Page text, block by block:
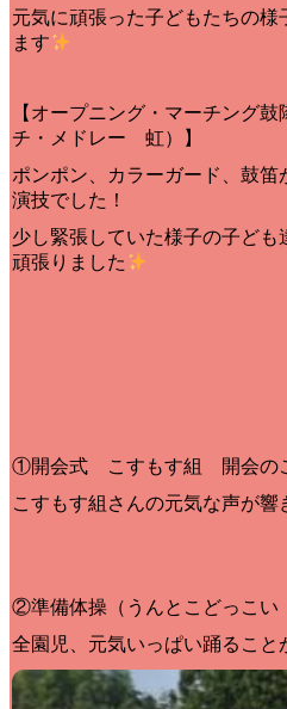
元気に頑張った子どもたちの様
ます
【オープニング・マーチング
チ・メドレー 虹）】
ポンポン、カラーガード、鼓
演技でした！
少し緊張していた様子の子ども
頑張りました
①開会式 こすもす組 開会の
こすもす組さんの元気な声が響
②準備体操（うんとこどっこい
全園児、元気いっぱい踊ること